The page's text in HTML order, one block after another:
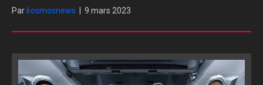
Par kosmosnews 9 mars 2023